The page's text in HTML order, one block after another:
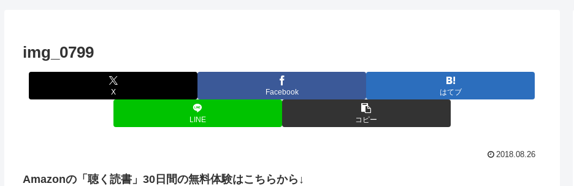
img_0799
X Facebook はてブ
LINE コピー
2018.08.26
Amazonの「聴く読書」30日間の無料体験はこちらから↓